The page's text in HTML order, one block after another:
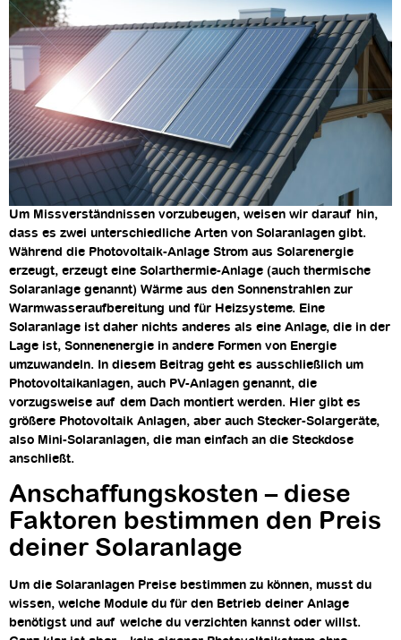
Um Missverständnissen vorzubeugen, weisen wir darauf hin,
dass es zwei unterschiedliche Arten von Solaranlagen gibt.
Während die Photovoltaik-Anlage Strom aus Solarenergie
erzeugt, erzeugt eine Solarthermie-Anlage (auch thermische
Solaranlage genannt) Wärme aus den Sonnenstrahlen zur
Warmwasseraufbereitung und für Heizsysteme. Eine
Solaranlage ist daher nichts anderes als eine Anlage, die in der
Lage ist, Sonnenenergie in andere Formen von Energie
umzuwandeln. In diesem Beitrag geht es ausschließlich um
Photovoltaikanlagen, auch PV-Anlagen genannt, die
vorzugsweise auf dem Dach montiert werden. Hier gibt es
größere Photovoltaik Anlagen, aber auch Stecker-Solargeräte,
also Mini-Solaranlagen, die man einfach an die Steckdose
anschließt.
Anschaffungskosten – diese
Faktoren bestimmen den Preis
deiner Solaranlage​
Um die Solaranlagen Preise bestimmen zu können, musst du
wissen, welche Module du für den Betrieb deiner Anlage
benötigst und auf welche du verzichten kannst oder willst.